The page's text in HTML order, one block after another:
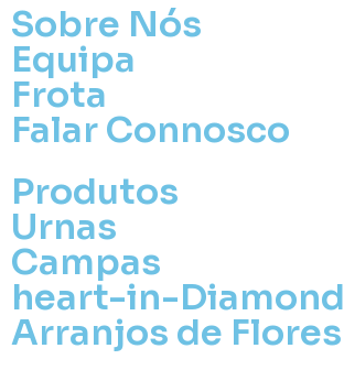
Sobre Nós
Equipa
Frota
Falar Connosco
Produtos
Urnas
Campas
heart-in-Diamond
Arranjos de Flores